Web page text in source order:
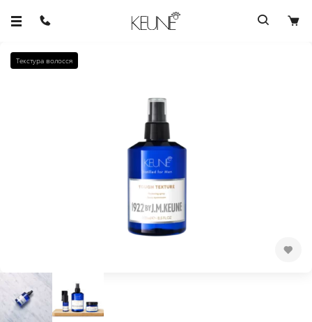
Текстура волосся